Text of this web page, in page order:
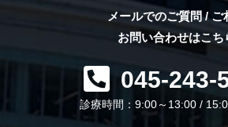
メールでのご質問 / ご
お問い合わせはこち
045-243-
診療時間：9:00～13:00 /